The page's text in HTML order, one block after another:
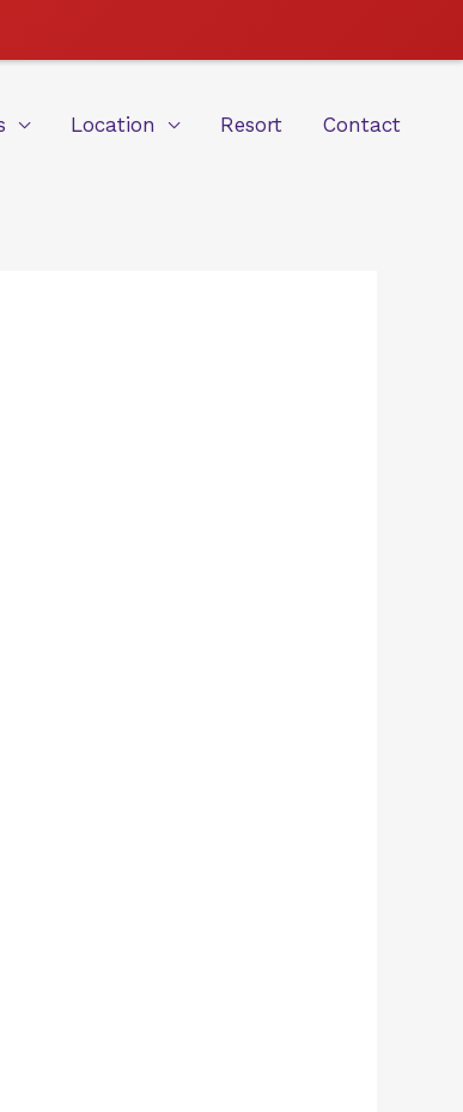
Location Resort Contact